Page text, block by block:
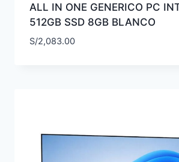
ALL IN ONE GENERICO PC
512GB SSD 8GB BLANCO
S/2,083.00